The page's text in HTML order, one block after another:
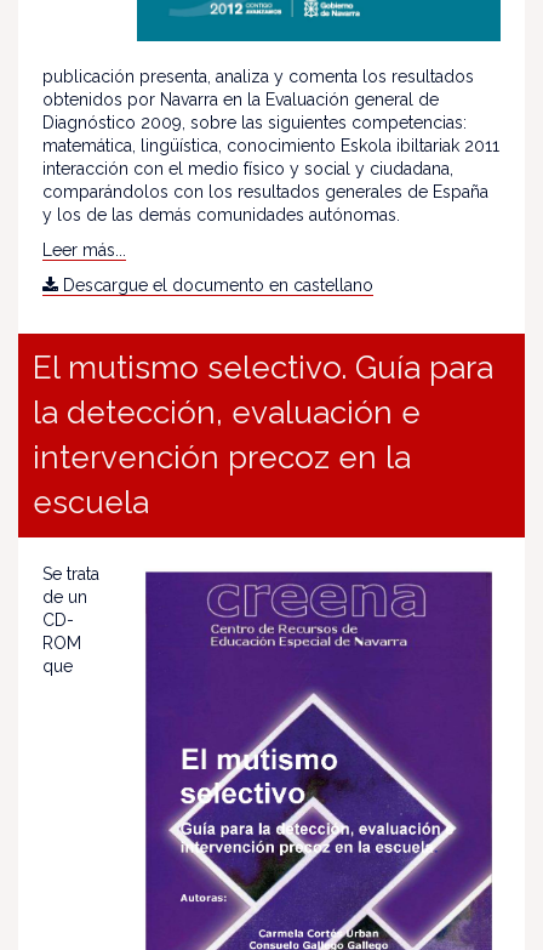
publicación presenta, analiza y comenta los resultados
obtenidos por Navarra en la Evaluación general de
Diagnóstico 2009, sobre las siguientes competencias:
matemática, lingüística, conocimiento Eskola ibiltariak 2011
interacción con el medio físico y social y ciudadana,
comparándolos con los resultados generales de España
y los de las demás comunidades autónomas.
Leer más...
Descargue el documento en castellano
El mutismo selectivo. Guía para
la detección, evaluación e
intervención precoz en la
escuela
Se trata
de un
CD-
ROM
que